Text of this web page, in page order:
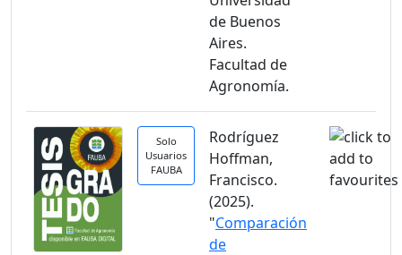
de Buenos
Aires.
Facultad de
Agronomía.
Solo
Usuarios
FAUBA
Rodríguez
Hoffman,
Francisco.
(2025).
"Comparación
de